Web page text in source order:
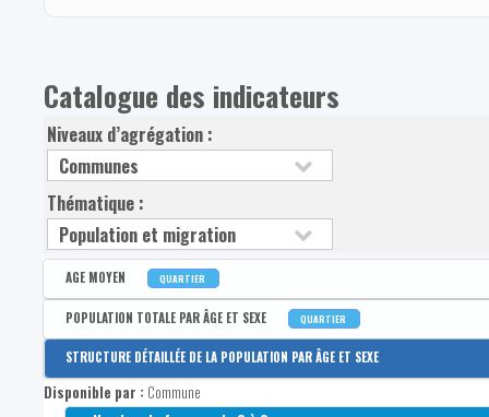
Catalogue des indicateurs
Niveaux d’agrégation :
Thématique :
AGE MOYEN QUARTIER
Disponible par :Commune - Arrondissement - Province - Bassin EFE - Zone de
Age moyen de la population
POPULATION TOTALE PAR ÂGE ET SEXE QUARTIER
Disponible par :Commune - Arrondissement - Province - Bassin EFE - Zone de
Population totale
STRUCTURE DÉTAILLÉE DE LA POPULATION PAR ÂGE ET SEXE
Disponible par : Commune